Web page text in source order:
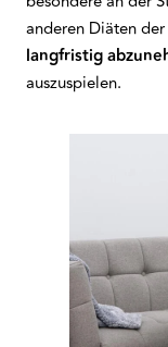
anderen Diäten
langfristig
auszuspielen.